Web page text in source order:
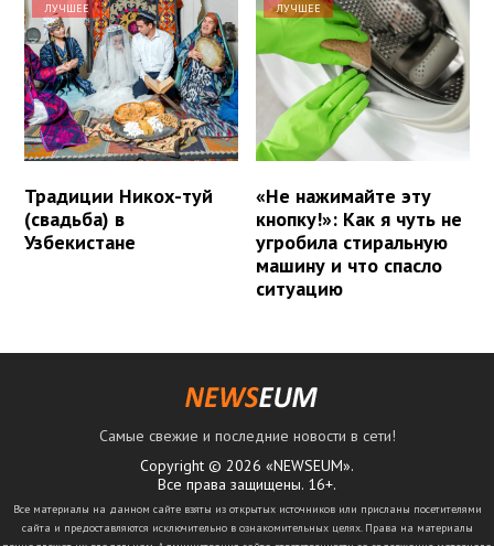
ЛУЧШЕЕ
Традиции Никох-туй
(свадьба) в
Узбекистане
ЛУЧШЕЕ
«Не нажимайте эту
кнопку!»: Как я чуть не
угробила стиральную
машину и что спасло
ситуацию
Самые свежие и последние новости в сети!
Copyright © 2026 «NEWSEUM».
Все права защищены. 16+.
Все материалы на данном сайте взяты из открытых источников или присланы посетителями
сайта и предоставляются исключительно в ознакомительных целях. Права на материалы